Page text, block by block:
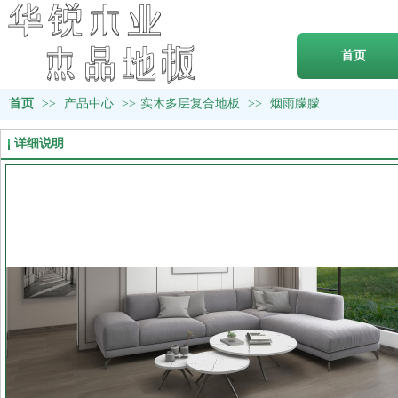
首页
首页 >> 产品中心 >> 实木多层复合地板 >> 烟雨朦朦
详细说明